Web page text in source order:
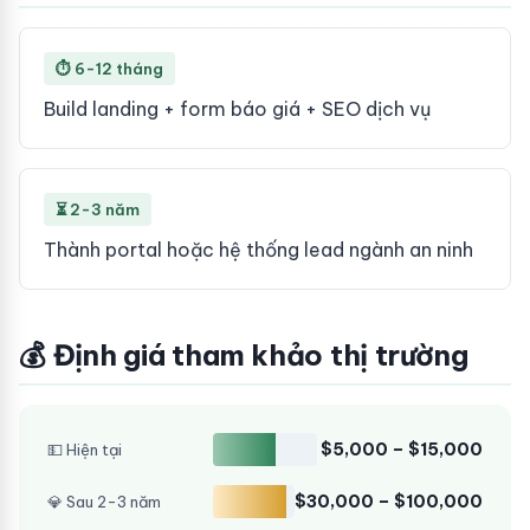
⏱ 6-12 tháng
Build landing + form báo giá + SEO dịch vụ
⏳ 2-3 năm
Thành portal hoặc hệ thống lead ngành an ninh
💰 Định giá tham khảo thị trường
💵 Hiện tại $5,000 – $15,000
💎 Sau 2-3 năm $30,000 – $100,000